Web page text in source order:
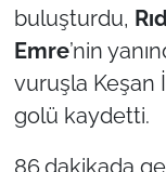
buluşturdu,
Emre’nin
vuruşla Keşan
golü kaydetti.
86.dakikada